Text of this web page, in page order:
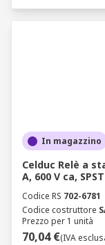
In magazzino
Celduc Relè a
A, 600 V ca,
Codice RS 702-6781
Codice costruttore
Prezzo per 1 unità
70,04 €(IVA